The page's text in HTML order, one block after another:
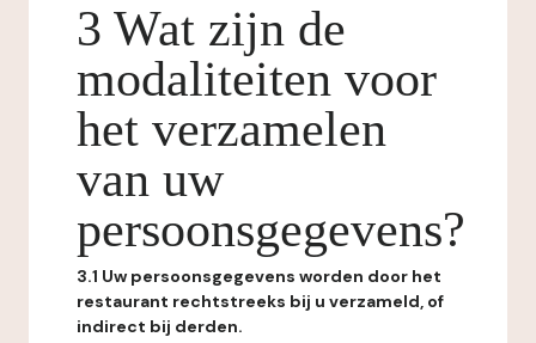
3 Wat zijn de
modaliteiten voor
het verzamelen
van uw
persoonsgegevens?
3.1 Uw persoonsgegevens worden door het
restaurant rechtstreeks bij u verzameld, of
indirect bij derden.